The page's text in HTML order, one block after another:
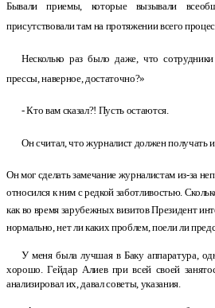
Бывали приемы, которые вызывали
присутствовали там на протяжении всего
Несколько раз было даже, что
прессы, наверное, достаточно?»
- Кто вам сказал?! Пусть остаются.
Он считал, что журналист должен получать
Он мог сделать замечание журналистам из-за
относился к ним с редкой заботливостью.
как во время зарубежных визитов Президент
нормально, нет ли каких проблем, поели ли
У меня была лучшая в Баку аппаратура,
хорошо. Гейдар Алиев при всей своей
анализировал их, давал советы, указания.